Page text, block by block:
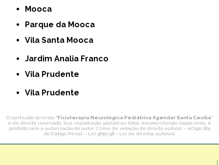
Mooca
Parque da Mooca
Vila Santa Mooca
Jardim Analia Franco
Vila Prudente
Vila Prudente
O conteúdo do texto "Fisioterapia Neurológica Pediátrica Agendar Santa Cecília"
é de direito reservado. Sua reprodução, parcial ou total, mesmo citando nossos links, é
proibida sem a autorização do autor. Crime de violação de direito autoral – artigo 184
do Código Penal – Lei 9610/98 - Lei de direitos autorais.